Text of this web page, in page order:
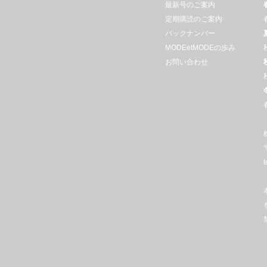
最新号のご案内
定期購読のご案内
バックナンバー
MODEetMODEの歩み
お問い合わせ